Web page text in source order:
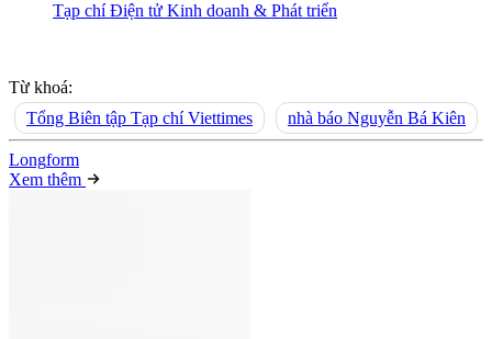
Tạp chí Điện tử Kinh doanh & Phát triển
Từ khoá:
Tổng Biên tập Tạp chí Viettimes
nhà báo Nguyễn Bá Kiên
Longform
Xem thêm